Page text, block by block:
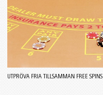
UTPRÖVA FRIA TILLSAMMAN FREE SPINS